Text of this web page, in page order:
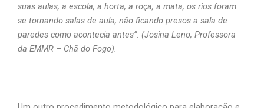
suas aulas, a escola, a horta, a roça, a mata, os rios foram
se tornando salas de aula, não ficando presos a sala de
paredes como acontecia antes”. (Josina Leno, Professora
da EMMR – Chã do Fogo).